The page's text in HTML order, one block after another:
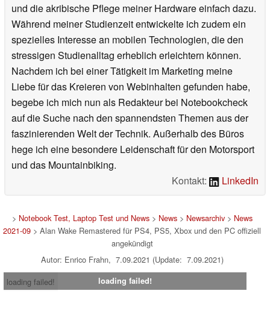
und die akribische Pflege meiner Hardware einfach dazu.
Während meiner Studienzeit entwickelte ich zudem ein
spezielles Interesse an mobilen Technologien, die den
stressigen Studienalltag erheblich erleichtern können.
Nachdem ich bei einer Tätigkeit im Marketing meine
Liebe für das Kreieren von Webinhalten gefunden habe,
begebe ich mich nun als Redakteur bei Notebookcheck
auf die Suche nach den spannendsten Themen aus der
faszinierenden Welt der Technik. Außerhalb des Büros
hege ich eine besondere Leidenschaft für den Motorsport
und das Mountainbiking.
Kontakt:
LinkedIn
> Notebook Test, Laptop Test und News> News> Newsarchiv> News
2021-09 > Alan Wake Remastered für PS4, PS5, Xbox und den PC offiziell
angekündigt
Autor: Enrico Frahn, 7.09.2021 (Update: 7.09.2021)
loading failed!
loading failed!